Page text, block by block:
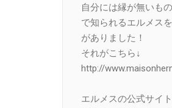
自分には縁が無いも
で知られるエルメス
がありました！
それがこちら↓
http://
エルメスの公式サイ